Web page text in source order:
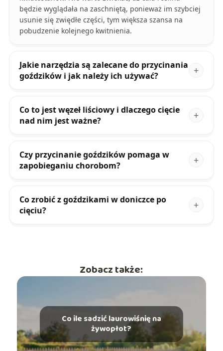
będzie wyglądała na zaschniętą, ponieważ im szybciej
usunie się zwiędłe części, tym większa szansa na
pobudzenie kolejnego kwitnienia.
Jakie narzędzia są zalecane do przycinania
goździków i jak należy ich używać?
Co to jest węzeł liściowy i dlaczego cięcie
nad nim jest ważne?
Czy przycinanie goździków pomaga w
zapobieganiu chorobom?
Co zrobić z goździkami w doniczce po
cięciu?
Zobacz także:
Co ile sadzić laurowiśnię na
żywopłot?